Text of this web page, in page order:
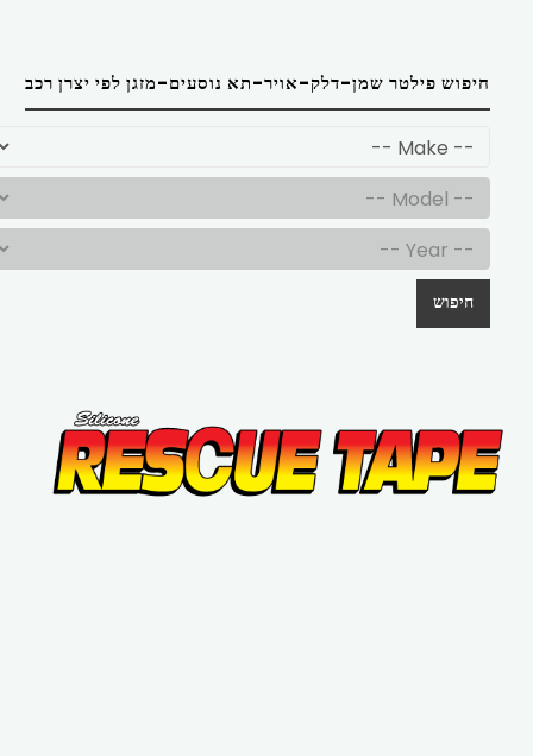
חיפוש פילטר שמן-דלק-אויר-תא נוסעים-מזגן לפי יצרן רכב
חיפוש